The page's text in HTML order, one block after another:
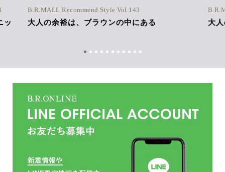
ッ
B.R.MALL Recommend Style Vol.143
大人の余裕は、ブラウンの中にある 大